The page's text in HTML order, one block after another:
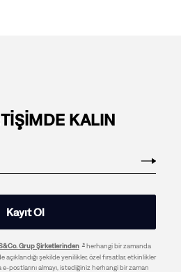
KALIN
Kayıt Ol
Grup Şirketlerinden
herhangi bir zamanda
şekilde yenilikler, özel fırsatlar, etkinlikler
postlarını almayı, istediğiniz herhangi bir zaman